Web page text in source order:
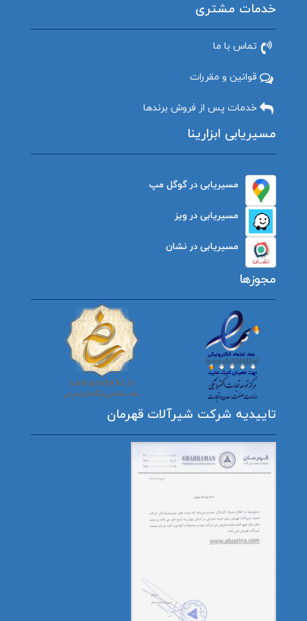
خدمات مشتری
تماس با ما
قوانین و مقررات
خدمات پس از فروش برندها
مسیریابی ابزارینا
مسیریابی در گوگل مپ
مسیریابی در ویز
مسیریابی در نشان
مجوزها
تاییدیه شرکت شیرآلات قهرمان